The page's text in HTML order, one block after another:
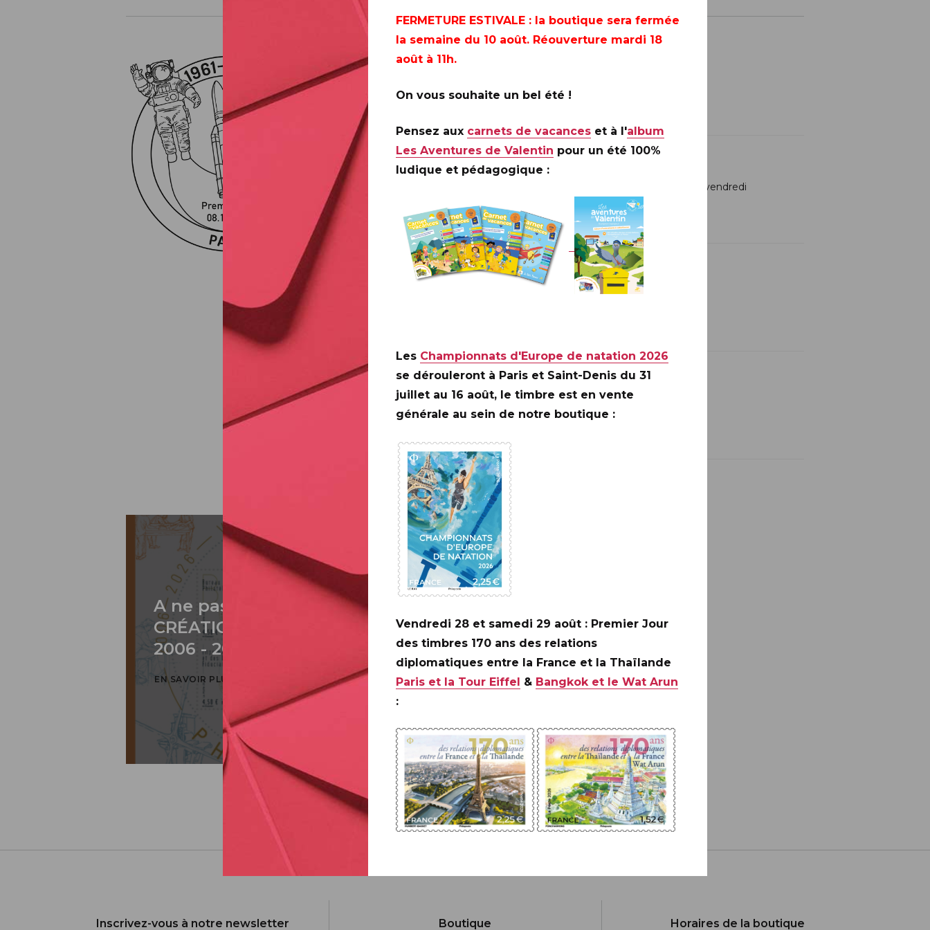
KOUROU (973)
TOULOUSE (31)
Bureau de poste de Toulouse Rangueil, de 9H30 à 17H, uniquement le vendredi
8 rue Emile Guyon 31400 TOULOUSE
PARIS (75)
CNES, de 10H à 16H30, uniquement le vendredi
PARIS (75)
Le Carré d'Encre, de 10H à 17H
A ne pas rater: 20 ANS DE LA
CRÉATION DE PHILAPOSTE
2006 - 2026 / BLOC
EN SAVOIR PLUS
Inscrivez-vous à notre newsletter Boutique Horaires de la boutique
FERMETURE ESTIVALE : la boutique sera fermée
la semaine du 10 août. Réouverture mardi 18
août à 11h.
On vous souhaite un bel été !
Pensez aux carnets de vacances et à l'album
Les Aventures de Valentin pour un été 100%
ludique et pédagogique :
Les Championnats d'Europe de natation 2026
se dérouleront à Paris et Saint-Denis du 31
juillet au 16 août, le timbre est en vente
générale au sein de notre boutique :
Vendredi 28 et samedi 29 août : Premier Jour
des timbres 170 ans des relations
diplomatiques entre la France et la Thaïlande
Paris et la Tour Eiffel & Bangkok et le Wat Arun
: